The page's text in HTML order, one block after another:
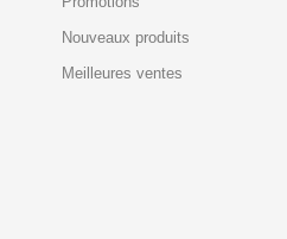
Nouveaux produits
Meilleures ventes